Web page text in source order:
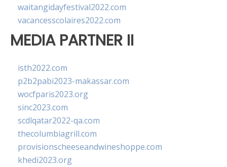
waitangidayfestival2022.com
vacancesscolaires2022.com
MEDIA PARTNER II
isth2022.com
p2b2pabi2023-makassar.com
wocfparis2023.org
sinc2023.com
scdlqatar2022-qa.com
thecolumbiagrill.com
provisionscheeseandwineshoppe.com
khedi2023.org